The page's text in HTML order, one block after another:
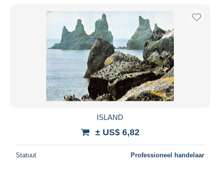
ISLAND
± US$ 6,82
Statuut Professioneel handelaar